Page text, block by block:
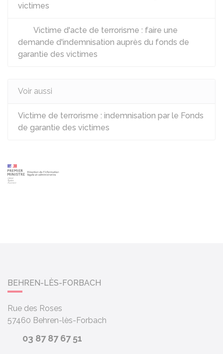
victimes
Victime d'acte de terrorisme : faire une
demande d'indemnisation auprès du fonds de
garantie des victimes
Voir aussi
Victime de terrorisme : indemnisation par le Fonds
de garantie des victimes
BEHREN-LÈS-FORBACH
Rue des Roses
57460 Behren-lès-Forbach
03 87 87 67 51